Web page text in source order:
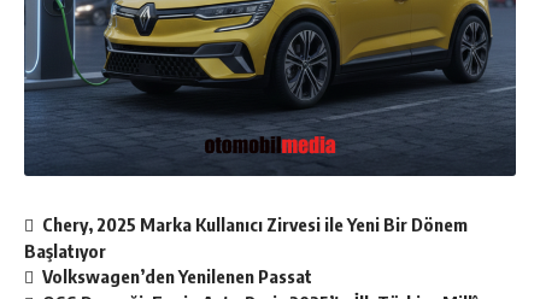
Chery, 2025 Marka Kullanıcı Zirvesi ile Yeni Bir Dönem
Başlatıyor
Volkswagen’den Yenilenen Passat